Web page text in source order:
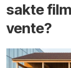
sakte
vente?